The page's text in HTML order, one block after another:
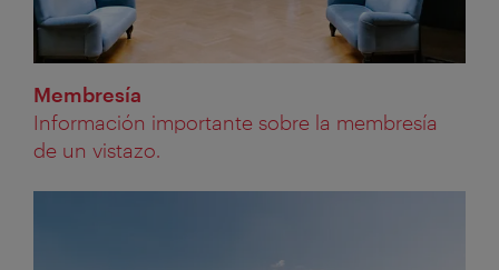
Membresía
Información importante sobre la membresía
de un vistazo.